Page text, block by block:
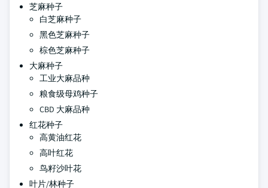
芝麻种子
白芝麻种子
黑色芝麻种子
棕色芝麻种子
大麻种子
工业大麻品种
粮食级母鸡种子
CBD 大麻品种
红花种子
高黄油红花
高叶红花
鸟籽沙叶花
叶片/林种子